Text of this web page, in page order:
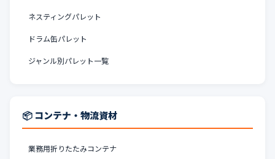
ネスティングパレット
ドラム缶パレット
ジャンル別パレット一覧
📦 コンテナ・物流資材
業務用折りたたみコンテナ